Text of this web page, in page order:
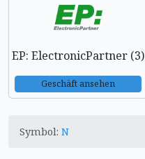
EP: ElectronicPartner (3)
Geschäft ansehen
Symbol: N